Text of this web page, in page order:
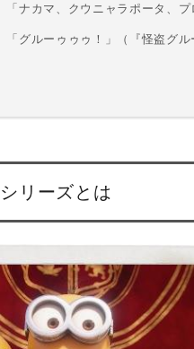
「ナカマ、クウニャラポータ、
「グルーゥゥゥ！」（『怪盗グル
リーズとは